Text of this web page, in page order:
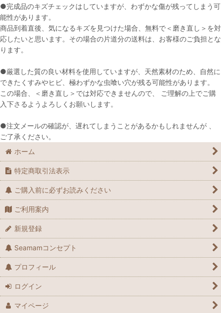
●完成品のキズチェックはしていますが、わずかな傷が残ってしまう可
能性があります。
商品到着直後、気になるキズを見つけた場合、無料で＜磨き直し＞を対
応したいと思います。その場合の片道分の送料は、お客様のご負担とな
ります。
●厳選した質の良い材料を使用していますが、天然素材のため、自然に
できたくすみやヒビ、極わずかな虫喰い穴が残る可能性があります。
この場合、＜磨き直し＞では対応できませんので、 ご理解の上でご購
入下さるようよろしくお願いします。
●注文メールの確認が、遅れてしまうことがあるかもしれませんが 、
ご了承ください。
ホーム
特定商取引法表示
ご購入前に必ずお読みください
ご利用案内
新規登録
Seamamコンセプト
プロフィール
ログイン
マイページ